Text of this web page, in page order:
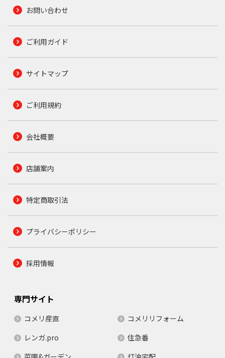
お問い合わせ
ご利用ガイド
サイトマップ
ご利用規約
会社概要
店舗案内
特定商取引法
プライバシーポリシー
採用情報
専門サイト
コメリ産直
コメリリフォーム
レンガ.pro
住急番